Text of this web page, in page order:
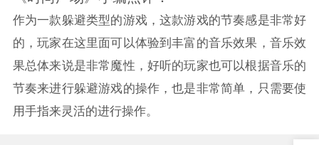
作为一款躲避类型的游戏，这款游戏的节奏感是非常好
的，玩家在这里面可以体验到丰富的音乐效果，音乐效
果总体来说是非常魔性，好听的玩家也可以根据音乐的
节奏来进行躲避游戏的操作，也是非常简单，只需要使
用手指来灵活的进行操作。